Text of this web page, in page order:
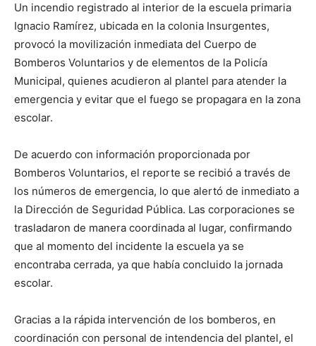
Un incendio registrado al interior de la escuela primaria
Ignacio Ramírez, ubicada en la colonia Insurgentes,
provocó la movilización inmediata del Cuerpo de
Bomberos Voluntarios y de elementos de la Policía
Municipal, quienes acudieron al plantel para atender la
emergencia y evitar que el fuego se propagara en la zona
escolar.
De acuerdo con información proporcionada por
Bomberos Voluntarios, el reporte se recibió a través de
los números de emergencia, lo que alertó de inmediato a
la Dirección de Seguridad Pública. Las corporaciones se
trasladaron de manera coordinada al lugar, confirmando
que al momento del incidente la escuela ya se
encontraba cerrada, ya que había concluido la jornada
escolar.
Gracias a la rápida intervención de los bomberos, en
coordinación con personal de intendencia del plantel, el